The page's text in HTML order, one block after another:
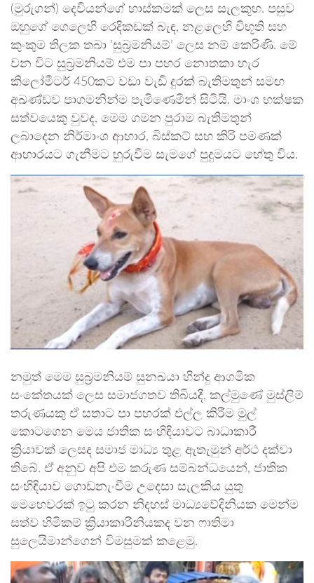
(මුරුගන්) දෙවියන්ගේ හාස්කමක් ලෙස සැලකූහ. පසුව
ඔහුගේ ගෙලෙහි රෙදිකඩක් බැඳ, නළලෙහි විභූති සහ
කුංකුම තිලක තබා ‘සුබ්‍රමනියම්’ ලෙස නම් කෙරිණි. මේ
වන විට සුබ්‍රමනියම් එම පා පහර නොතකා හැර
කිලෝමීටර් 450කට වඩා වැඩි දුරක් බැතිමතුන් සමඟ
අඛණ්ඩව පාගමනින්ම පැමිණෙමින් සිටියි. මාංශ භක්ෂක
සත්වයෙකු වුවද, මෙම ගමන පුරාම බැතිමතුන්
ලබාදෙන නිර්මාංශ ආහාර, බිස්කට් සහ කිරි පමණක්
ආහාරයට ගැනීමට හුරුවීම සැමගේ පුදුමයට හේතු විය.
නමුත් මෙම සුබ්‍රමනියම් සුනඛයා හින්දු ආගමික
සංකේතයක් ලෙස සමාජගතව තිබියදී, කල්මුණේ මුස්ලිම්
තරුණයකු ඒ සතාට පා පහරක් එල්ල කිරීම මුල්
කොටගෙන මෙය ජාතික සංහිඳියාවට බාධාකාරී
ක්‍රියාවක් ලෙසද සමාජ මාධ්‍ය තුළ ඇතැමුන් අර්ථ දක්වා
තිබේ. ඒ අනුව අපි එම කරුණ සම්බන්ධයෙන්, ජාතික
සංහිඳියාව ගොඩනැංවීම උදෙසා සැලකිය යුතු
මෙහෙවරක් ඉටු කරන නිදහස් මාධ්‍යවේදිනියක මෙන්ම
සත්ව හිමිකම් ක්‍රියාකාරිනියකද වන ෆාතිමා
සුලෙයිමාන්ගෙන් විමසුමක් කළෙමු.